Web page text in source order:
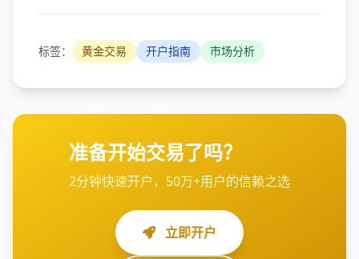
标签： 黄金交易 开户指南 市场分析
准备开始交易了吗？
2分钟快速开户，50万+用户的信赖之选
立即开户